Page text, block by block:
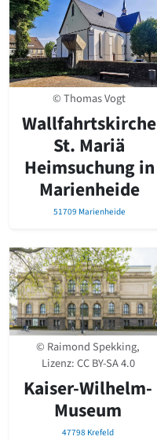
© Thomas Vogt
Wallfahrtskirche
St­. Mariä
Heimsuchung in
Marienheide
51709 Marienheide
© Raimond Spekking,
Lizenz:CC BY-SA 4.0
Kaiser-Wilhelm-
Museum
47798 Krefeld